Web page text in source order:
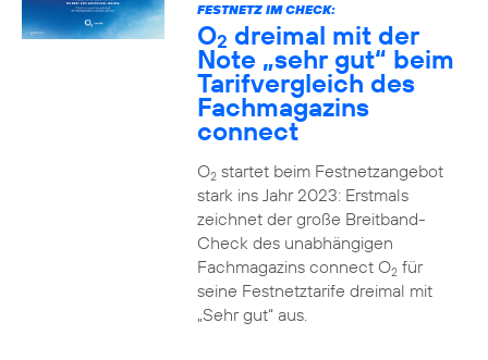
FESTNETZ IM CHECK:
O2 dreimal mit der
Note „sehr gut“ beim
Tarifvergleich des
Fachmagazins
connect
O2startet beim Festnetzangebot
stark ins Jahr 2023: Erstmals
zeichnet der große Breitband-
Check des unabhängigen
Fachmagazins connect O2für
seine Festnetztarife dreimal mit
„Sehr gut“ aus.